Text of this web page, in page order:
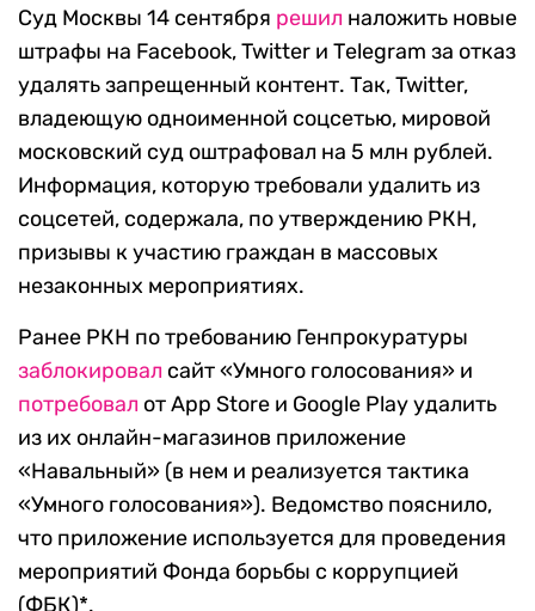
Суд Москвы 14 сентября решил наложить новые
штрафы на Facebook, Twitter и Тelegram за отказ
удалять запрещенный контент. Так, Twitter,
владеющую одноименной соцсетью, мировой
московский суд оштрафовал на 5 млн рублей.
Информация, которую требовали удалить из
соцсетей, содержала, по утверждению РКН,
призывы к участию граждан в массовых
незаконных мероприятиях.
Ранее РКН по требованию Генпрокуратуры
заблокировал сайт «Умного голосования» и
потребовал от App Store и Google Play удалить
из их онлайн-магазинов приложение
«Навальный» (в нем и реализуется тактика
«Умного голосования»). Ведомство пояснило,
что приложение используется для проведения
мероприятий Фонда борьбы с коррупцией
(ФБК)*.